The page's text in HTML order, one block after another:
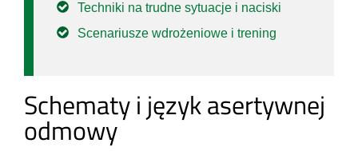
Techniki na trudne sytuacje i naciski
Scenariusze wdrożeniowe i trening
Schematy i język asertywnej
odmowy